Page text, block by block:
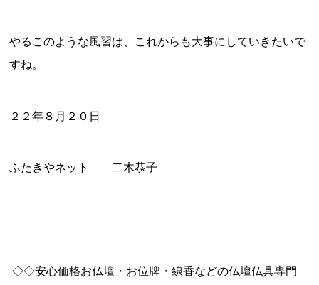
やるこのような風習は、これからも大事にしていきたいで
すね。
２２年８月２０日
ふたきやネット 二木恭子
◇◇安心価格お仏壇・お位牌・線香などの仏壇仏具専門